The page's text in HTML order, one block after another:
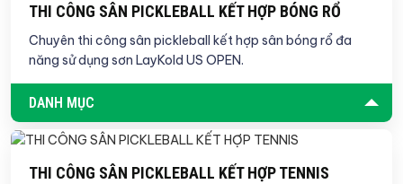
THI CÔNG SÂN PICKLEBALL KẾT HỢP BÓNG RỔ
Chuyên thi công sân pickleball kết hợp sân bóng rổ đa
DANH MỤC
THI CÔNG SÂN PICKLEBALL KẾT HỢP TENNIS